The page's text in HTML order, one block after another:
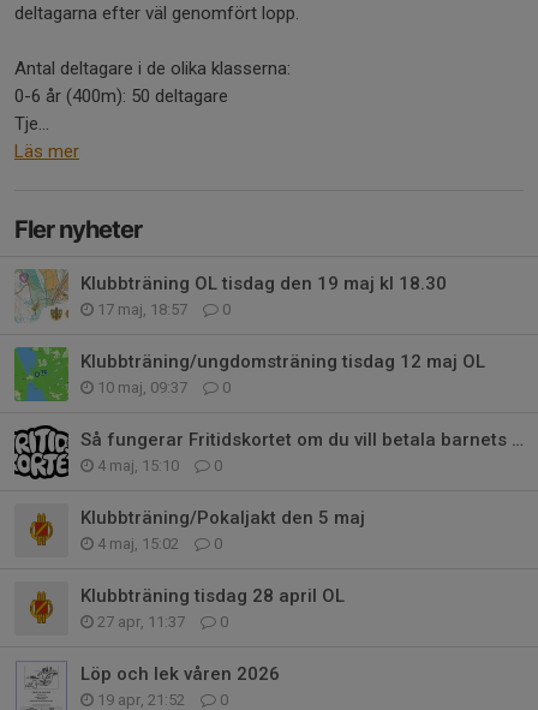
deltagarna efter väl genomfört lopp.
Antal deltagare i de olika klasserna:
0-6 år (400m): 50 deltagare
Tje...
Läs mer
Fler nyheter
Klubbträning OL tisdag den 19 maj kl 18.30
17 maj, 18:57 0
Klubbträning/ungdomsträning tisdag 12 maj OL
10 maj, 09:37 0
Så fungerar Fritidskortet om du vill betala barnets medlemskap i SISU
4 maj, 15:10 0
Klubbträning/Pokaljakt den 5 maj
4 maj, 15:02 0
Klubbträning tisdag 28 april OL
27 apr, 11:37 0
Löp och lek våren 2026
19 apr, 21:52 0